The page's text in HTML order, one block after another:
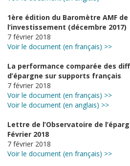
1ère édition du Baromètre AMF de
l’investissement (décembre 2017)
7 février 2018
Voir le document (en français) >>
La performance comparée des
d’épargne sur supports français
7 février 2018
Voir le document (en français) >>
Voir le document (en anglais) >>
Lettre de l’Observatoire de
Février 2018
7 février 2018
Voir le document (en français) >>